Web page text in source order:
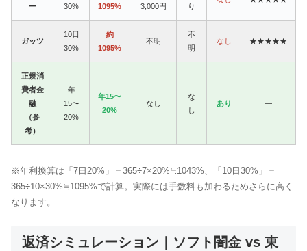
ー
30%
1095%
3,000円
り
ガッツ
10日
30%
約
1095%
不明
不
明
なし ★★★★★
正規消
費者金
融
（参
考）
年
15〜
20%
年15〜
20%
なし
な
し
あり —
※年利換算は「7日20%」＝365÷7×20%≒1043%、「10日30%」＝
365÷10×30%≒1095%で計算。実際には手数料も加わるためさらに高く
なります。
返済シミュレーション｜ソフト闇金 vs 東